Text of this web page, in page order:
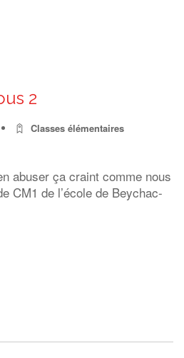
2
Classes élémentaires
abuser ça craint comme nous
CM1 de l’école de Beychac-